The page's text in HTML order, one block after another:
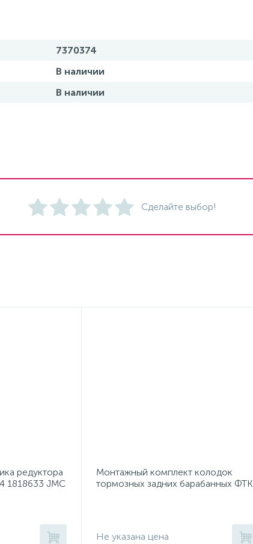
7370374
В наличии
В наличии
Сделайте выбор!
редуктора
1818633 JMC
Монтажный комплект колодок
тормозных задних барабанных ФТК
Не указана цена